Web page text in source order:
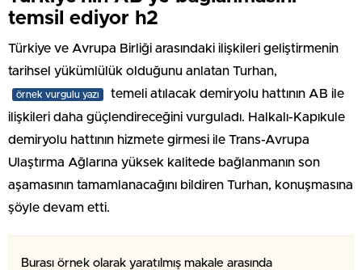
temsil ediyor h2
Türkiye ve Avrupa Birliği arasındaki ilişkileri geliştirmenin
tarihsel yükümlülük olduğunu anlatan Turhan,
örnek vurgulu yazı
temeli atılacak demiryolu hattının AB ile
ilişkileri daha güçlendireceğini vurguladı. Halkalı-Kapıkule
demiryolu hattının hizmete girmesi ile Trans-Avrupa
Ulaştırma Ağlarına yüksek kalitede bağlanmanın son
aşamasının tamamlanacağını bildiren Turhan, konuşmasına
şöyle devam etti.
Burası örnek olarak yaratılmış makale arasında